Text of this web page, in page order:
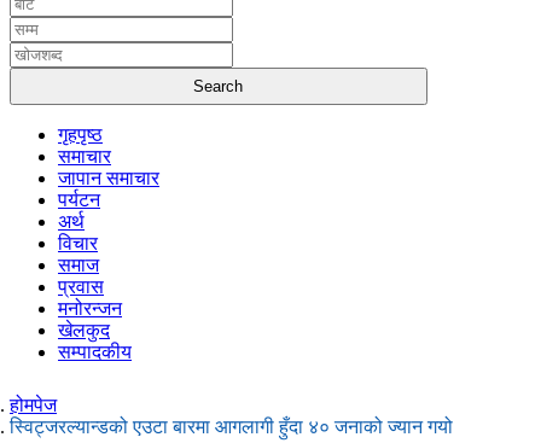
गृहपृष्ठ
समाचार
जापान समाचार
पर्यटन
अर्थ
विचार
समाज
प्रवास
मनोरन्जन
खेलकुद
सम्पादकीय
होमपेज
स्विट्जरल्यान्डको एउटा बारमा आगलागी हुँदा ४० जनाको ज्यान गयो